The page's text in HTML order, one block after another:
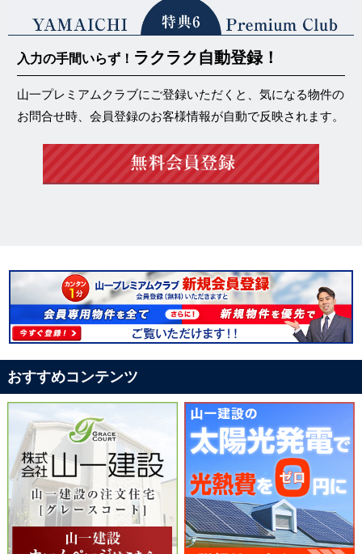
入力の手間いらず！ ラクラク自動登録！
山一プレミアムクラブにご登録いただくと、気になる物件の
お問合せ時、会員登録のお客様情報が自動で反映されます。
おすすめコンテンツ